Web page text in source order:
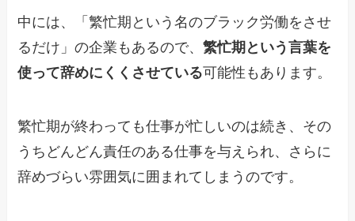
中には、「繁忙期という名のブラック労働をさせ
るだけ」の企業もあるので、繁忙期という言葉を
使って辞めにくくさせている可能性もあります。
繁忙期が終わっても仕事が忙しいのは続き、その
うちどんどん責任のある仕事を与えられ、さらに
辞めづらい雰囲気に囲まれてしまうのです。